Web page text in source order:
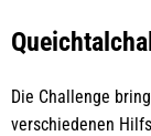
Die Challenge
verschiedenen